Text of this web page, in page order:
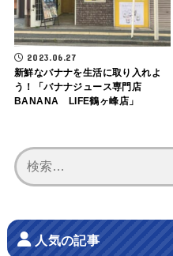
2023.06.27
新鮮なバナナを生活に取り入れよ
う！「バナナジュース専門店
BANANA LIFE鶴ヶ峰店」
人気の記事